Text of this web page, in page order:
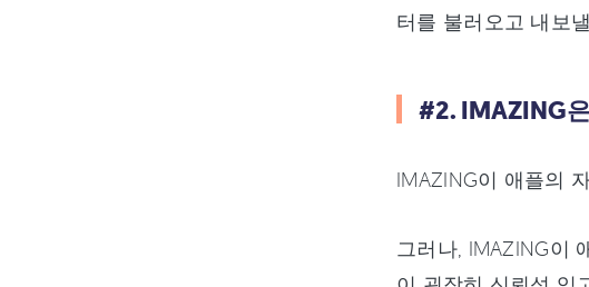
터를 불러오고 내보
#2. IMAZING
IMAZING이 애플의
그러나, IMAZING이